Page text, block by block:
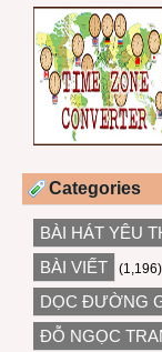
Categories
BÀI HÁT YÊU
BÀI VIẾT (1,196)
DỌC ĐƯỜNG
ĐỖ NGỌC